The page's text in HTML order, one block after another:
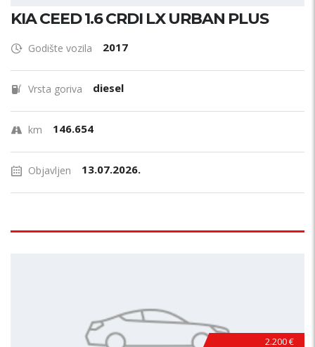
KIA CEED 1.6 CRDI LX URBAN PLUS
Godište vozila 2017
Vrsta goriva diesel
km 146.654
Objavljen 13.07.2026.
2.200 €